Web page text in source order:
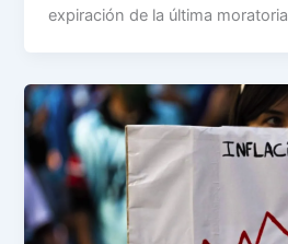
expiración de la última moratoria